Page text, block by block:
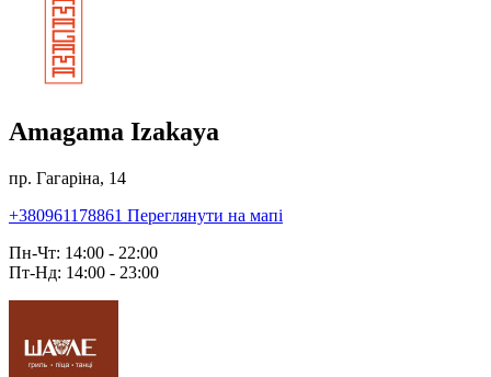
Amagama Izakaya
пр. Гагаріна, 14
+380961178861 Переглянути на мапі
Пн-Чт: 14:00 - 22:00
Пт-Нд: 14:00 - 23:00